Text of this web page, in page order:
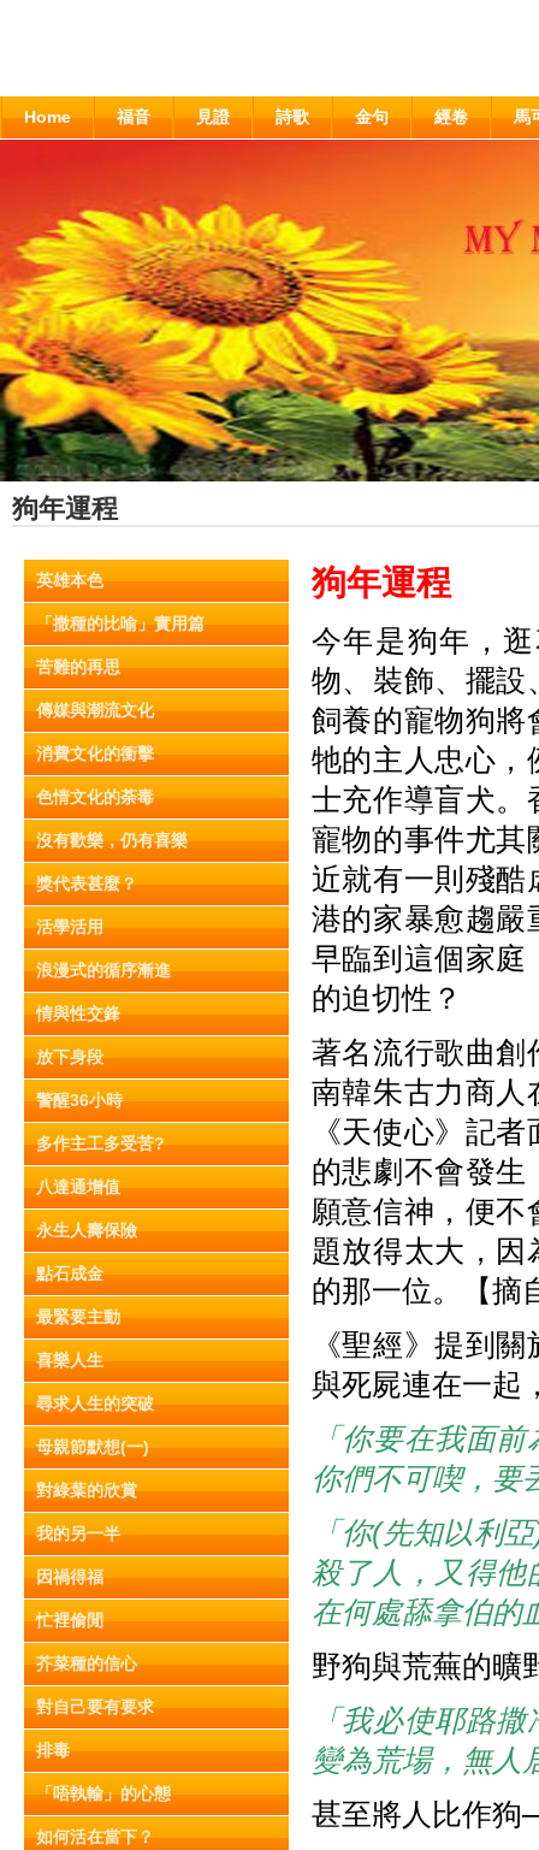
Home 福音 見證 詩歌 金句 經卷 馬
狗年運程
英雄本色
「撒種的比喻」實用篇
苦難的再思
傳媒與潮流文化
消費文化的衝擊
色情文化的荼毒
沒有歡樂，仍有喜樂
獎代表甚麼？
活學活用
浪漫式的循序漸進
情與性交鋒
放下身段
警醒36小時
多作主工多受苦?
八達通增值
永生人壽保險
點石成金
最緊要主動
喜樂人生
尋求人生的突破
母親節默想(一)
對綠葉的欣賞
我的另一半
因禍得福
忙裡偷閒
芥菜種的信心
對自己要有要求
排毒
「唔執輸」的心態
如何活在當下？
狗年運程
今年是狗年，
物、裝飾、擺設
飼養的寵物狗將
牠的主人忠心，
士充作導盲犬。
寵物的事件尤其
近就有一則殘酷
港的家暴愈趨嚴
早臨到這個家庭
的迫切性？
著名流行歌曲創
南韓朱古力商人
《天使心》記
的悲劇不會發生
願意信神，便不
題放得太大，
的那一位。【摘
《聖經》提到
與死屍連在一起
「你要在我面
你們不可喫，要
「你(先知以利
殺了人，又得他
在何處舔拿伯的
野狗與荒蕪的曠
「我必使耶路
變為荒場，無人
甚至將人比作狗